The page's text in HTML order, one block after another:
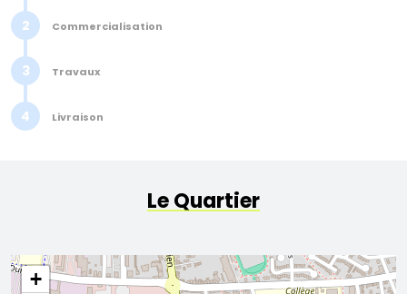
2 Commercialisation
3 Travaux
4 Livraison
Le Quartier
+